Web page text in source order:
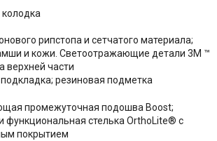
рипстопа и сетчатого материала;
и кожи. Светоотражающие детали 3M ™
верхней части
резиновая подметка
промежуточная подошва Boost;
функциональная стелька OrthoLite® с
покрытием